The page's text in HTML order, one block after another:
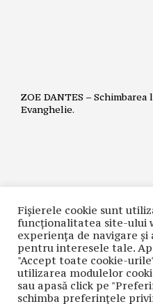
ZOE DANTES – Schimbarea
Evanghelie.
NICOLAE GRIGORIE
diagnostice false și
Fișierele cookie sunt
funcţionalitatea site-ului
experienţa de navigare
pentru interesele tale.
"Accept toate cookie-
utilizarea modulelor
sau apasă click pe
schimba preferinţele